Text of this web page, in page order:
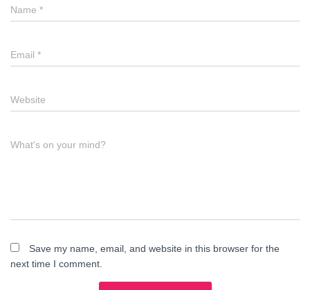
Name *
Email *
Website
What's on your mind?
Save my name, email, and website in this browser for the
next time I comment.